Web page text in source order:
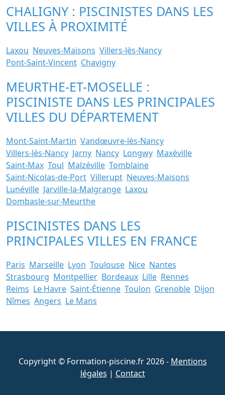
CHALIGNY : PISCINISTES DANS LES
VILLES À PROXIMITÉ
Laxou Neuves-Maisons Villers-lès-Nancy
Pont-Saint-Vincent Chavigny
MEURTHE-ET-MOSELLE :
PISCINISTE DANS LES PRINCIPALES
VILLES DU DÉPARTEMENT
Mont-Saint-Martin Vandœuvre-lès-Nancy
Villers-lès-Nancy Jarny Nancy Longwy Maxéville
Saint-Max Toul Malzéville Tomblaine
Saint-Nicolas-de-Port Villerupt Neuves-Maisons
Lunéville Jarville-la-Malgrange Laxou
Dombasle-sur-Meurthe
PISCINISTES DANS LES
PRINCIPALES VILLES EN FRANCE
Paris Marseille Lyon Toulouse Nice Nantes
Strasbourg Montpellier Bordeaux Lille Rennes
Reims Le Havre Saint-Étienne Toulon Grenoble Dijon
Nîmes Angers Le Mans
Copyright © Formation-piscine.fr 2026 - Mentions
légales | Contact